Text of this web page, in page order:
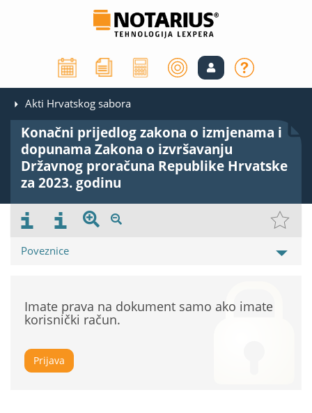
Akti Hrvatskog sabora
Konačni prijedlog zakona o izmjenama i
dopunama Zakona o izvršavanju
Državnog proračuna Republike Hrvatske
za 2023. godinu
Poveznice
Imate prava na dokument samo ako imate
korisnički račun.
Prijava